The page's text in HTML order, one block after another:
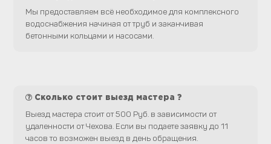
Мы предоставляем всё необходимое для комплексного
водоснабжения начиная от труб и заканчивая
бетонными кольцами и насосами.
Сколько стоит выезд мастера ?
Выезд мастера стоит от 500 Руб. в зависимости от
удаленности от Чехова. Если вы подаете заявку до 11
часов то возможен выезд в день обращения.